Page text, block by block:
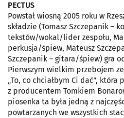
PECTUS
Powstał wiosną 2005 roku w
składzie (Tomasz Szczepanik –
tekstów/wokal/lider zespołu,
perkusja/śpiew, Mateusz
Szczepanik – gitara/śpiew) gra
Pierwszym wielkim przebojem
„To, co chciałbym Ci dać”, która
z producentem Tomkiem
piosenka ta była jedną z
powtarzanych we wszystkich